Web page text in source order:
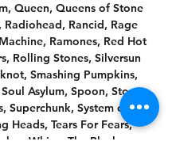
Queen, Queens of Stone
Radiohead, Rancid, Rage
Ramones, Red Hot
Rolling Stones, Silversun
Smashing Pumpkins,
Asylum, Spoon, Stone
Superchunk, System of a
Heads, Tears For Fears,
Whigs, The Black